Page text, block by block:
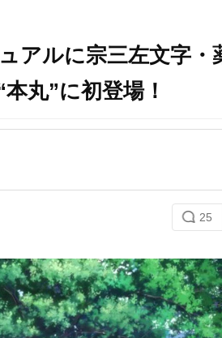
アルに宗三左文字・
丸”に初登場！
25